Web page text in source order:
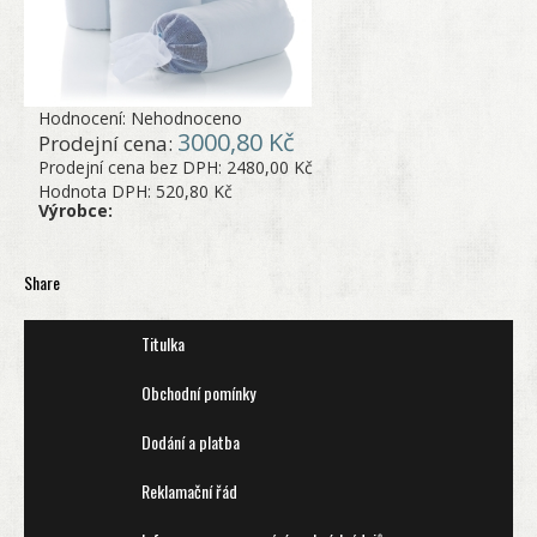
Hodnocení: Nehodnoceno
Prodejní cena: 3000,80 Kč
Prodejní cena bez DPH: 2480,00 Kč
Hodnota DPH: 520,80 Kč
Výrobce:
Share
Titulka
Obchodní pomínky
Dodání a platba
Reklamační řád